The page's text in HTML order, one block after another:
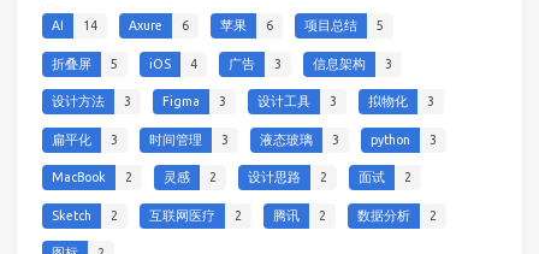
AI 14 Axure 6 苹果 6 项目总结 5
折叠屏 5 iOS 4 广告 3 信息架构 3
设计方法 3 Figma 3 设计工具 3 拟物化 3
扁平化 3 时间管理 3 液态玻璃 3 python 3
MacBook 2 灵感 2 设计思路 2 面试 2
Sketch 2 互联网医疗 2 腾讯 2 数据分析 2